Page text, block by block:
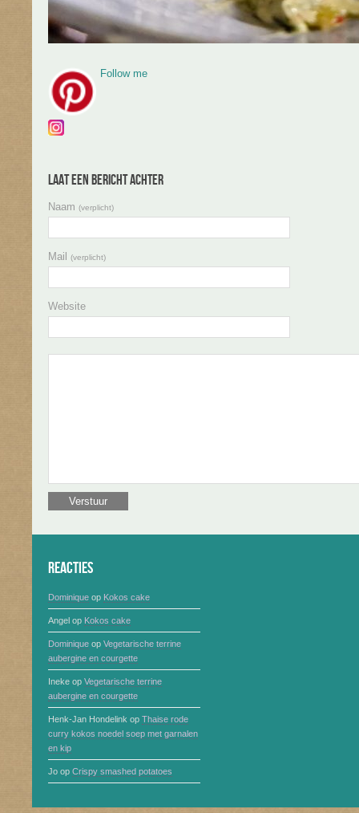
Follow me
Laat een bericht achter
Naam (verplicht)
Mail (verplicht)
Website
Reacties
Dominique op Kokos cake
Angel op Kokos cake
Dominique op Vegetarische terrine
aubergine en courgette
Ineke op Vegetarische terrine
aubergine en courgette
Henk-Jan Hondelink op Thaise rode
curry kokos noedel soep met garnalen
en kip
Jo op Crispy smashed potatoes